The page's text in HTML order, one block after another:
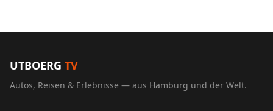
UTBOERG TV
Autos, Reisen & Erlebnisse — aus Hamburg und der Welt.